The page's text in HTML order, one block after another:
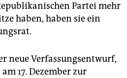
Partei mehr
haben, haben sie ein
neue Verfassungsentwurf,
17. Dezember zur